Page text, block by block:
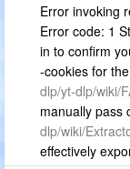
Error invoking
Error code: 1
in to confirm
-cookies for
dlp/yt-dlp/wiki/
manually pass
dlp/wiki/
effectively